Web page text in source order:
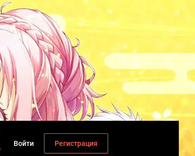
Войти Регистрация